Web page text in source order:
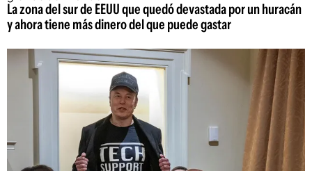
La zona del sur de EEUU que quedó devastada por un huracán
y ahora tiene más dinero del que puede gastar